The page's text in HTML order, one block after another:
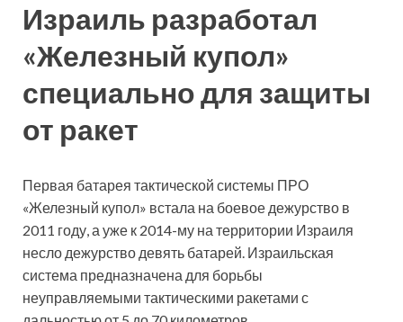
Израиль разработал
«Железный купол»
специально для защиты
от ракет
Первая батарея тактической системы ПРО
«Железный купол» встала на боевое дежурство в
2011 году, а уже к 2014-му на территории Израиля
несло дежурство девять батарей. Израильская
система предназначена для борьбы
неуправляемыми тактическими ракетами с